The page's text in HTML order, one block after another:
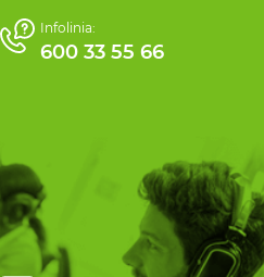
Infolinia:
600 33 55 66